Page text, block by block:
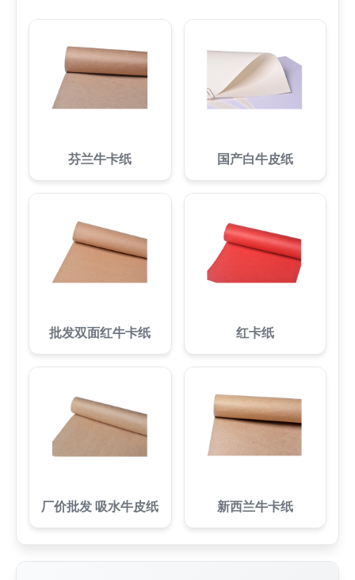
芬兰牛卡纸 国产白牛皮纸
批发双面红牛卡纸 红卡纸
厂价批发 吸水牛皮纸 新西兰牛卡纸